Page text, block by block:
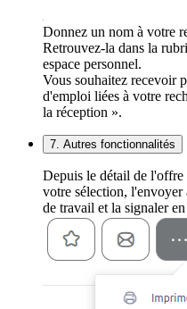
Donnez un nom à votre
Retrouvez-la dans la
espace personnel.
Vous souhaitez recevoir
d'emploi liées à votre
la réception ».
7. Autres fonctionnalités
Depuis le détail de
votre sélection,
de travail et la signaler